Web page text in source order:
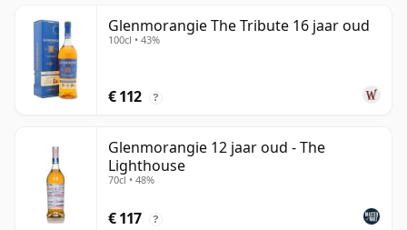
Glenmorangie The Tribute 16 jaar oud
100cl • 43%
€ 112 ?
Glenmorangie 12 jaar oud - The
Lighthouse
70cl • 48%
€ 117 ?